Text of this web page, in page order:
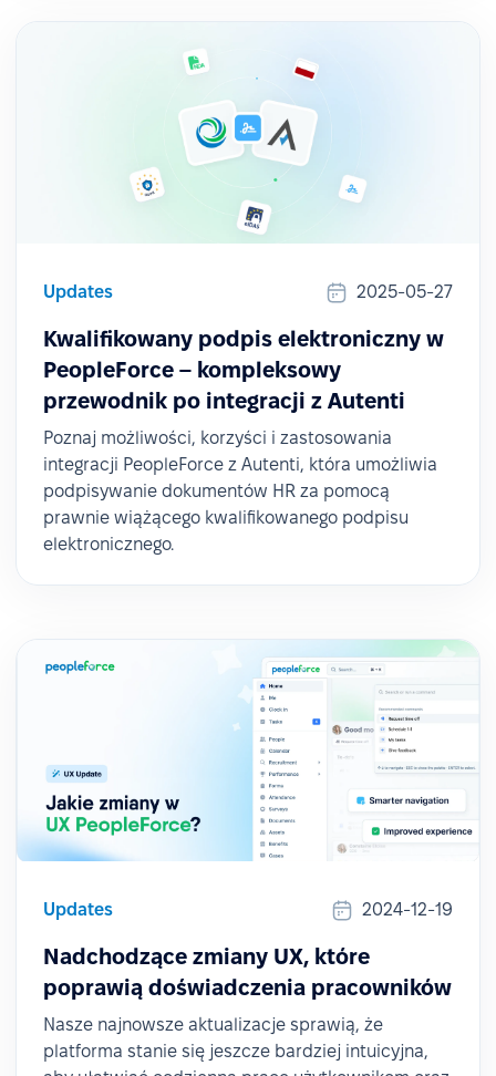
Updates 2025-05-27
Kwalifikowany podpis elektroniczny w
PeopleForce – kompleksowy
przewodnik po integracji z Autenti
Poznaj możliwości, korzyści i zastosowania
integracji PeopleForce z Autenti, która umożliwia
podpisywanie dokumentów HR za pomocą
prawnie wiążącego kwalifikowanego podpisu
elektronicznego.
Updates 2024-12-19
Nadchodzące zmiany UX, które
poprawią doświadczenia pracowników
Nasze najnowsze aktualizacje sprawią, że
platforma stanie się jeszcze bardziej intuicyjna,